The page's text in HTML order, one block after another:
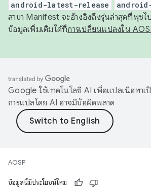
android-latest-release
สาขา Manifest จะอ้างอิงถึงรุ่นล่าสุดที่พุชไ
ข้อมูลเพิ่มเติมได้ที่การเปลี่ยนแปลงใน
Google ใช้เทคโนโลยี AI เพื่อแปลเนื้อหา
การแปลโดย AI อาจมีข้อผิดพลาด
AOSP
ข้อมูลนี้มีประโยชน์ไหม